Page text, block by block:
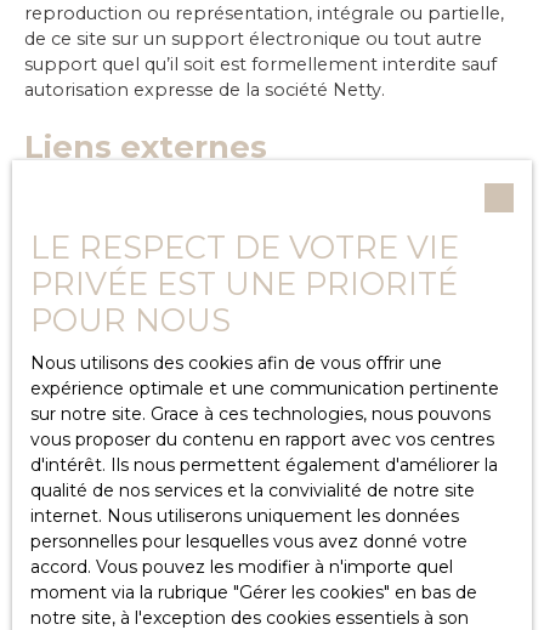
reproduction ou représentation, intégrale ou partielle,
de ce site sur un support électronique ou tout autre
support quel qu’il soit est formellement interdite sauf
autorisation expresse de la société Netty.
Liens externes
liens ne constituent, en aucun cas, une approbation ou
un partenariat entre IMMOYES et les sociétés éditrices
des sites externes. Dès lors, l’éditeur du présent site ne
saurait être tenu responsable de leurs contenus, leurs
produits, leurs publicités ou tous éléments ou services
présentés. En outre, l’éditeur du présent site ne garantit
pas la qualité permanente et continue du contenu de
ces sites.
Force majeure
La responsabilité de l’éditeur du site ne pourra être
engagée en cas de force majeure ou de faits
indépendants de sa volonté.
LE RESPECT DE VOTRE VIE
PRIVÉE EST UNE PRIORITÉ
POUR NOUS
Nous utilisons des cookies afin de vous offrir une
expérience optimale et une communication pertinente
sur notre site. Grace à ces technologies, nous pouvons
vous proposer du contenu en rapport avec vos centres
d'intérêt. Ils nous permettent également d'améliorer la
qualité de nos services et la convivialité de notre site
internet. Nous utiliserons uniquement les données
personnelles pour lesquelles vous avez donné votre
accord. Vous pouvez les modifier à n'importe quel
moment via la rubrique ″Gérer les cookies″ en bas de
notre site, à l'exception des cookies essentiels à son